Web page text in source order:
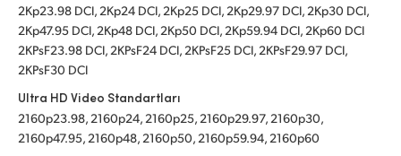
2Kp23.98 DCI, 2Kp24 DCI, 2Kp25 DCI, 2Kp29.97 DCI, 2Kp30 DCI,
2Kp47.95 DCI, 2Kp48 DCI, 2Kp50 DCI, 2Kp59.94 DCI, 2Kp60 DCI
2KPsF23.98 DCI, 2KPsF24 DCI, 2KPsF25 DCI, 2KPsF29.97 DCI,
2KPsF30 DCI
Ultra HD Video Standartları
2160p23.98, 2160p24, 2160p25, 2160p29.97, 2160p30,
2160p47.95, 2160p48, 2160p50, 2160p59.94, 2160p60